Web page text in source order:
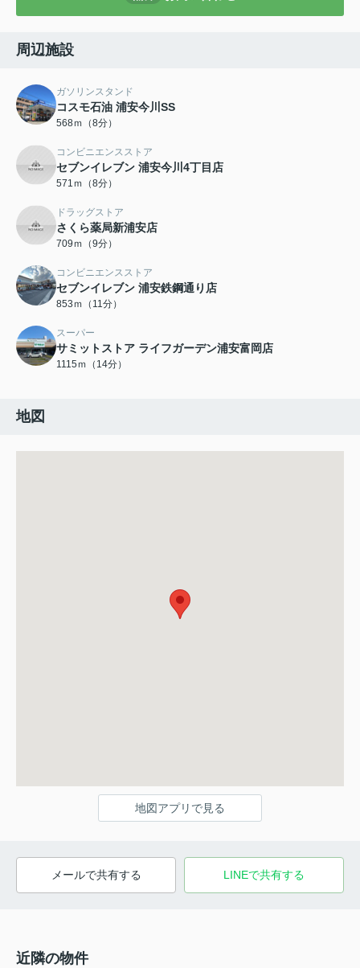
周辺施設
ガソリンスタンド
コスモ石油 浦安今川SS
568ｍ（8分）
コンビニエンスストア
セブンイレブン 浦安今川4丁目店
571ｍ（8分）
ドラッグストア
さくら薬局新浦安店
709ｍ（9分）
コンビニエンスストア
セブンイレブン 浦安鉄鋼通り店
853ｍ（11分）
スーパー
サミットストア ライフガーデン浦安富岡店
1115ｍ（14分）
地図
地図アプリで見る
メールで共有する LINEで共有する
近隣の物件